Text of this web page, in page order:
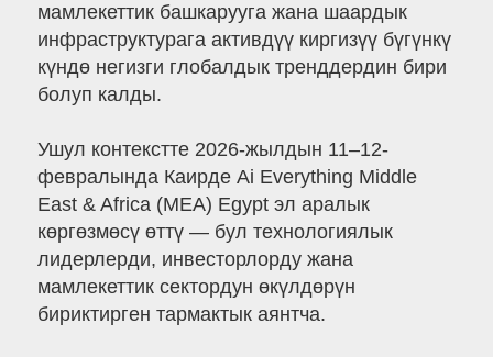
мамлекеттик башкарууга жана шаардык
инфраструктурага активдүү киргизүү бүгүнкү
күндө негизги глобалдык тренддердин бири
болуп калды.
Ушул контекстте 2026-жылдын 11–12-
февралында Каирде Ai Everything Middle
East & Africa (MEA) Egypt эл аралык
көргөзмөсү өттү — бул технологиялык
лидерлерди, инвесторлорду жана
мамлекеттик сектордун өкүлдөрүн
бириктирген тармактык аянтча.